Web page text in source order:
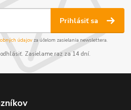
Prihlásiť sa
údajov za účelom zasielania newslettera.
odhlásiť. Zasielame raz za 14 dní.